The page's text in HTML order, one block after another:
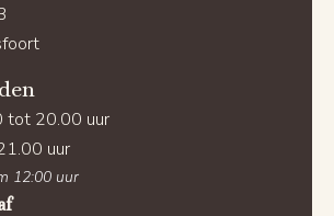
tot 20.00 uur
uur
12:00 uur